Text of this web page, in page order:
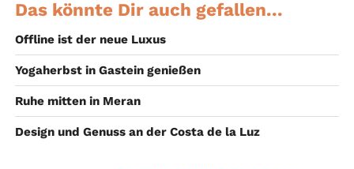
Wasser und bewusst erlebter Zeit.
Direkt am Ufer gelegen und seit Generationen in
Familienbesitz, verbindet das Haus die entspannte
Atmosphäre eines Seehotels mit einem ganzheitlichen
Konzept für Erholung und Wohlbefinden. Zwischen
Wasser, Wald und Bergen entsteht ein Rückzugsort, an
dem die Natur nicht nur Kulisse, sondern aktiver Teil des
Das könnte Dir auch gefallen...
Offline ist der neue Luxus
Yogaherbst in Gastein genießen
Ruhe mitten in Meran
Design und Genuss an der Costa de la Luz